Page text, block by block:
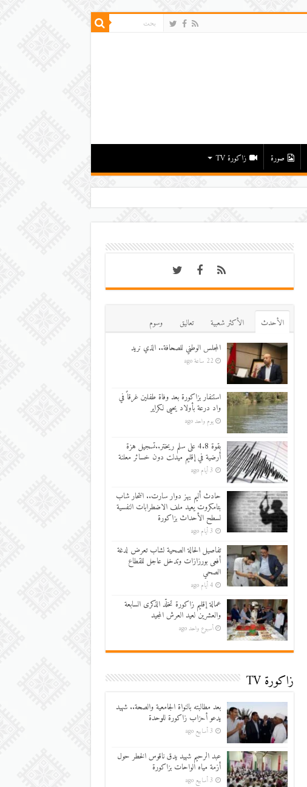
صورة زاكورة TV
اﻷحدث اﻷكثر شعبية تعاليق
وسوم
المجلس الوطني للصحافة.. الذي نريد
22 ساعة ago
استنفار بزاكورة بعد وفاة طفلين غرقاً في
واد درعة بأولاد يحيى لكراير
يوم واحد ago
بقوة 4.8 على سلم ريختر..تسجيل هزة
أرضية في إقليم ميدلت دون خسائر معلنة
3 أيام ago
حادث أليم يهز دوار سارت.. انتحار شاب
بتامكروت يعيد ملف الاضطرابات النفسية
لسطح الأحداث بزاكورة
3 أيام ago
تفاصيل الحالة الصحية لشاب تعرض لدغة
أفعى بورزازات وتدخل عاجل للقطاع
الصحي
4 أيام ago
عمالة إقليم زاكورة تخلّد الذكرى السابعة
والعشرين لعيد العرش المجيد
أسبوع واحد ago
زاكورة TV
بعد مطالبته بالنواة الجامعية والصحة.. شهيد
يدعو أحزاب زاكورة للوحدة
3 أسابيع ago
عبد الرحيم شهيد يدق ناقوس الخطر حول
أزمة مياه الواحات بزاكورة
3 أسابيع ago